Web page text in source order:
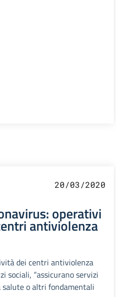
20/03/2020
operativi
antiviolenza
dei centri antiviolenza
sociali, “assicurano servizi
o altri fondamentali